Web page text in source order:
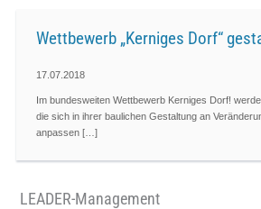
Wettbewerb „Kerniges Dorf“
17.07.2018
Im bundesweiten Wettbewerb Kerniges Dorf!
die sich in ihrer baulichen Gestaltung an
anpassen […]
LEADER-Management